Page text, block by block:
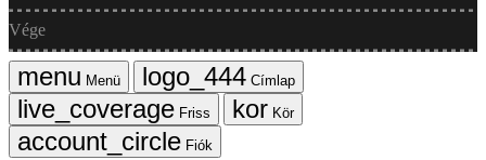
Vége
Menü
Címlap
Friss
Kör
Fiók